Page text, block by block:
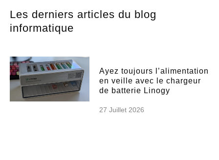
Les derniers articles du blog
informatique
Ayez toujours l’alimentation
en veille avec le chargeur
de batterie Linogy
27 Juillet 2026